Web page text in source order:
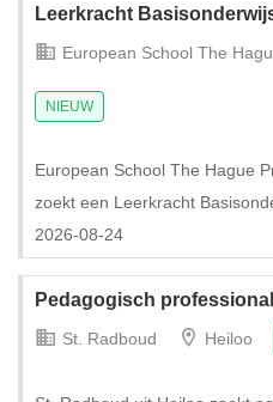
Leerkracht
European School The
NIEUW
European School The Hague
zoekt een Leerkracht
2026-08-24
Pedagogisch professional
St. Radboud Heiloo